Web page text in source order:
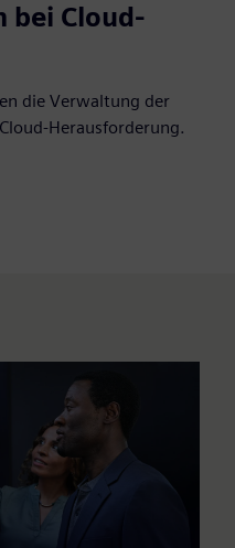
bei Cloud-
die Verwaltung der
Herausforderung.